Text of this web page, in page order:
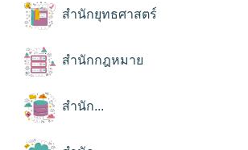
สำนักยุทธศาสตร์
สำนักกฎหมาย
สำนัก...